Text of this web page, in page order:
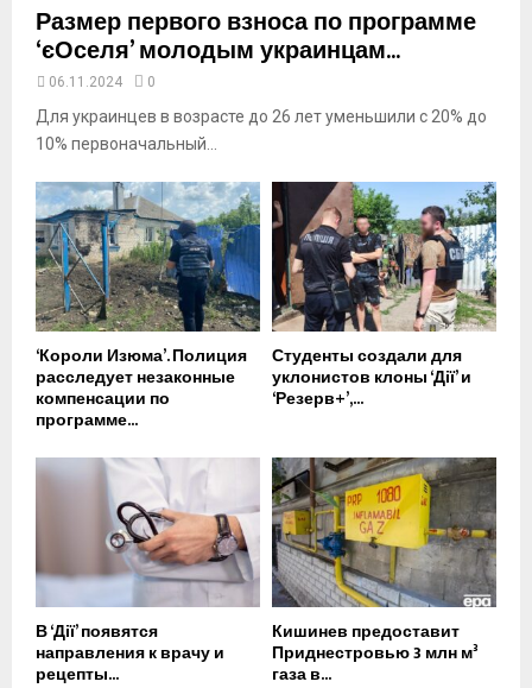
Размер первого взноса по программе
‘єОселя’ молодым украинцам...
06.11.2024 0
Для украинцев в возрасте до 26 лет уменьшили с 20% до
10% первоначальный...
‘Короли Изюма’. Полиция
расследует незаконные
компенсации по
программе...
Студенты создали для
уклонистов клоны ‘Дії’ и
‘Резерв+’,...
В ‘Дії’ появятся
направления к врачу и
рецепты...
Кишинев предоставит
Приднестровью 3 млн м³
газа в...